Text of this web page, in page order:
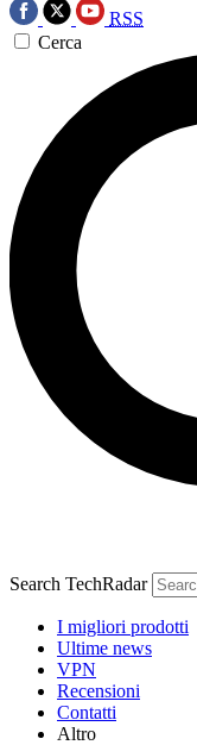
RSS
Cerca
Search TechRadar
I migliori prodotti
Ultime news
VPN
Recensioni
Contatti
Altro